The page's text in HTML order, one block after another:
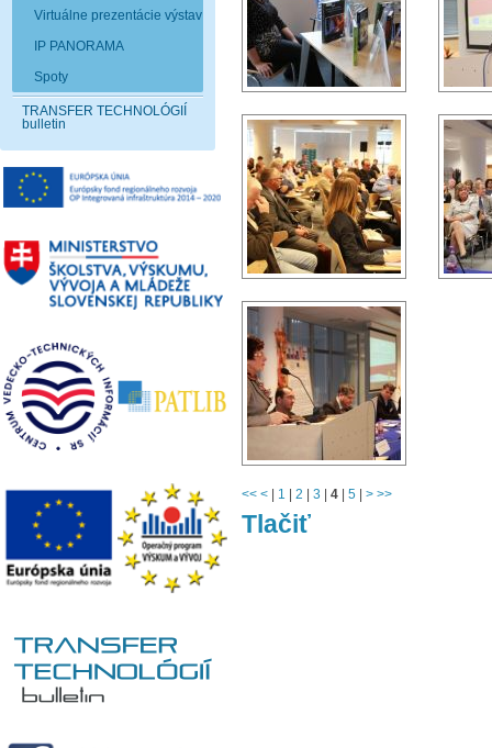
Virtuálne prezentácie výstav
IP PANORAMA
Spoty
TRANSFER TECHNOLÓGIÍ
bulletin
<< < 1 2 3 4 5 > >>
Tlačiť